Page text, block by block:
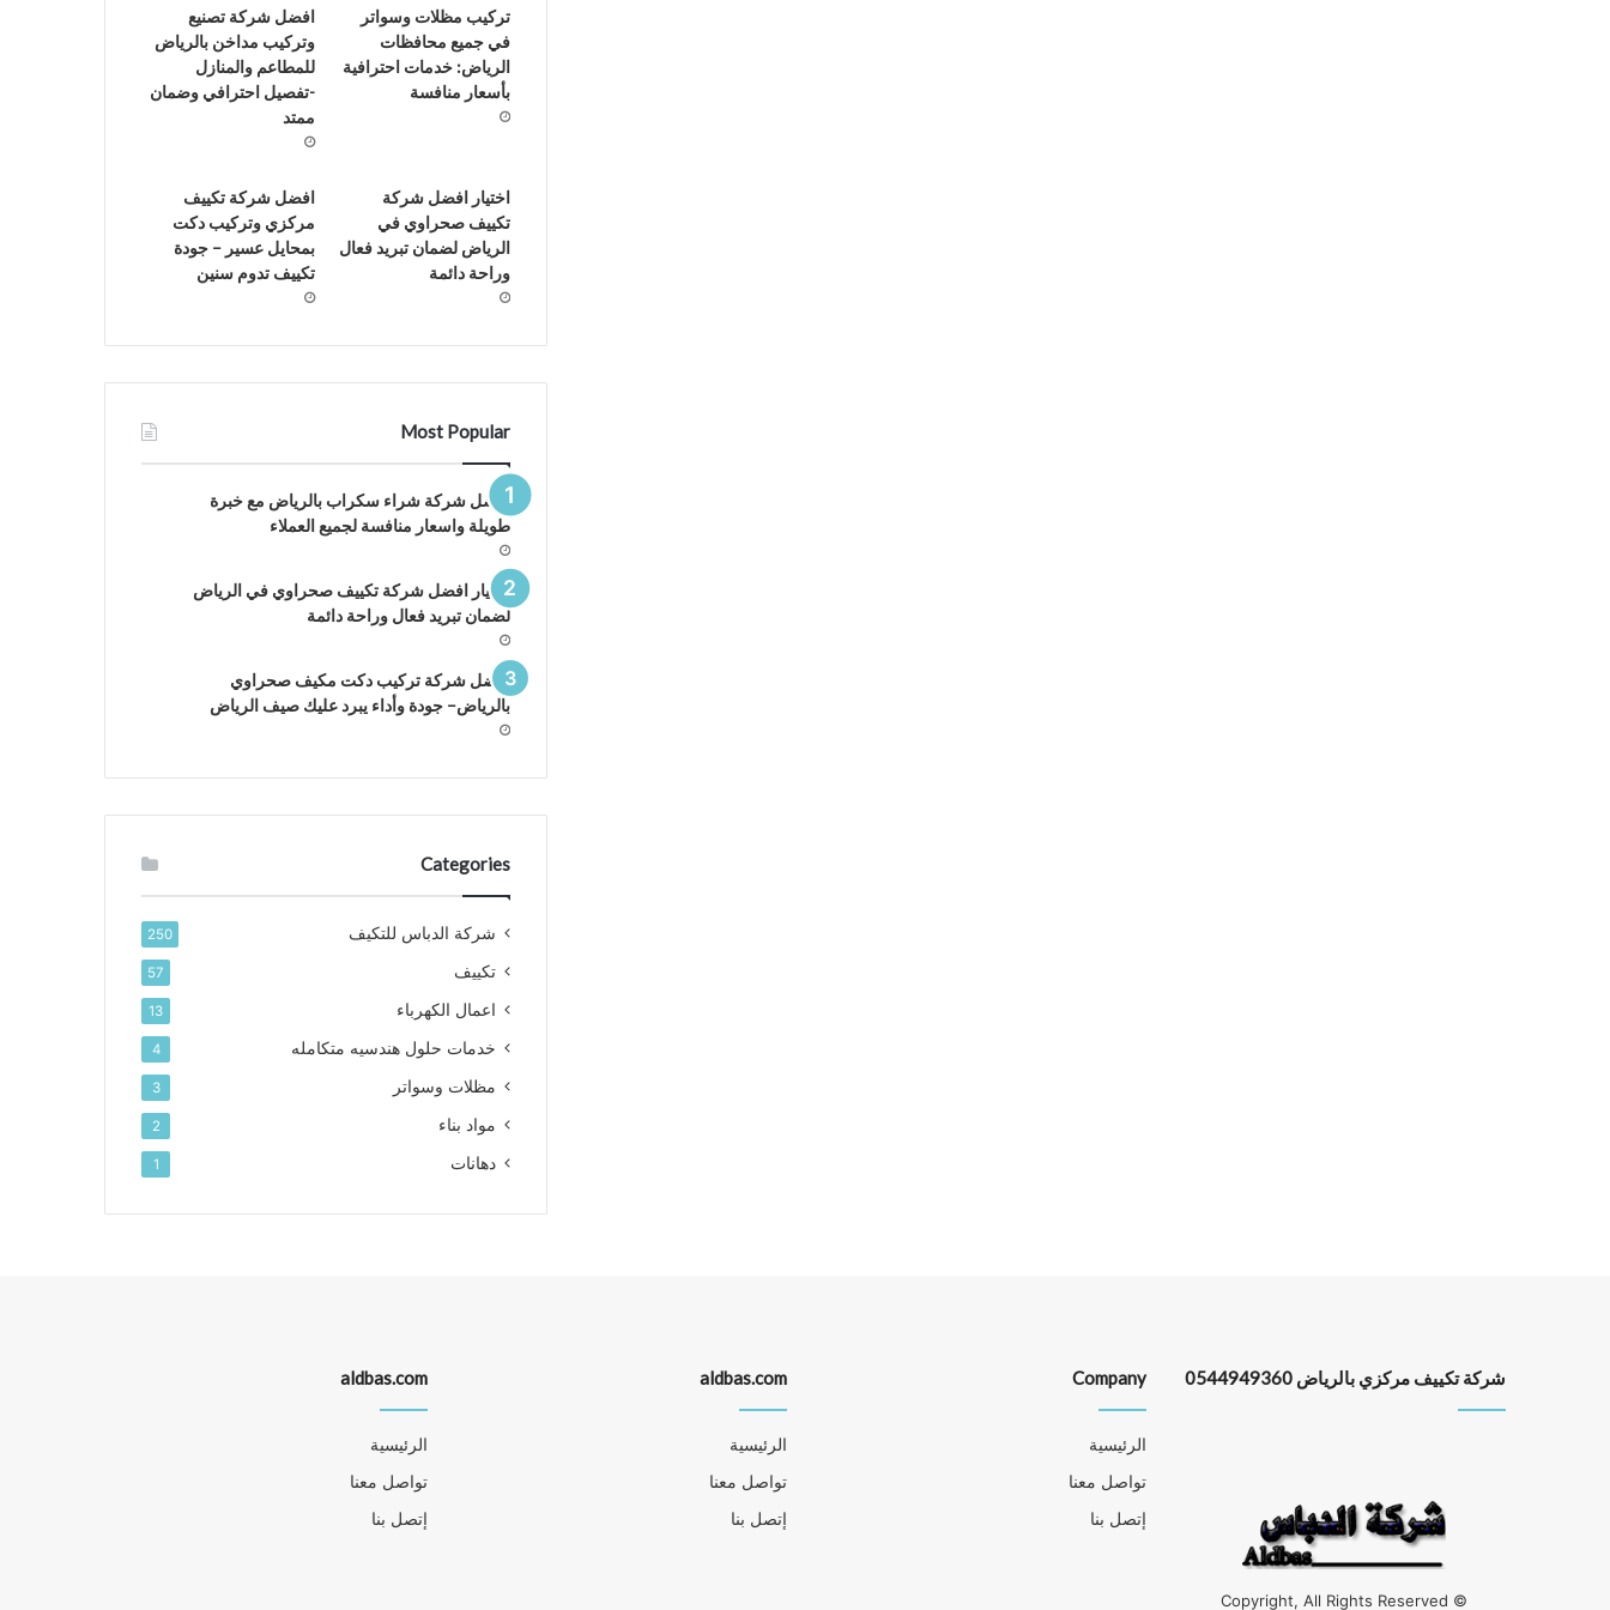
تركيب مظلات وسواتر
في جميع محافظات
الرياض: خدمات احترافية
بأسعار منافسة
افضل شركة تصنيع
وتركيب مداخن بالرياض
للمطاعم والمنازل
-تفصيل احترافي وضمان
ممتد
اختيار افضل شركة
تكييف صحراوي في
الرياض لضمان تبريد فعال
وراحة دائمة
افضل شركة تكييف
مركزي وتركيب دكت
بمحايل عسير – جودة
تكييف تدوم سنين
Most Popular
افضل شركة شراء سكراب بالرياض مع خبرة
طويلة واسعار منافسة لجميع العملاء
اختيار افضل شركة تكييف صحراوي في الرياض
لضمان تبريد فعال وراحة دائمة
افضل شركة تركيب دكت مكيف صحراوي
بالرياض– جودة وأداء يبرد عليك صيف الرياض
Categories
شركة الدباس للتكيف 250
تكييف 57
اعمال الكهرباء 13
خدمات حلول هندسيه متكامله 4
مظلات وسواتر 3
مواد بناء 2
دهانات 1
شركة تكييف مركزي بالرياض 0544949360
© Copyright, All Rights Reserved
Company
الرئيسية
تواصل معنا
إتصل بنا
aldbas.com
الرئيسية
تواصل معنا
إتصل بنا
aldbas.com
الرئيسية
تواصل معنا
إتصل بنا